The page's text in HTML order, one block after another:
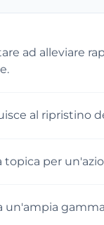
ad alleviare
al ripristino
topica per
un'ampia